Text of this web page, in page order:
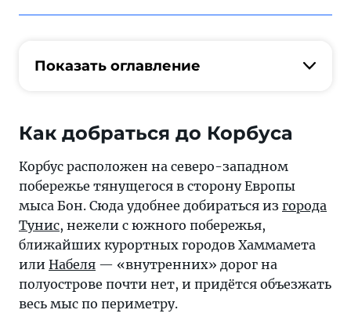
Показать оглавление
Как добраться до Корбуса
Корбус расположен на северо-западном
побережье тянущегося в сторону Европы
мыса Бон. Сюда удобнее добираться из города
Тунис, нежели с южного побережья,
ближайших курортных городов Хаммамета
или Набеля — «внутренних» дорог на
полуострове почти нет, и придётся объезжать
весь мыс по периметру.